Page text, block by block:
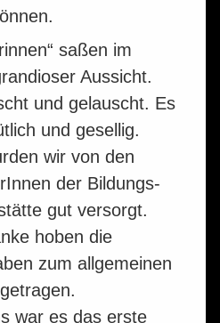
saßen im
Aussicht.
und gelauscht. Es
und gesellig.
wir von den
der Bildungs-
gut versorgt.
hoben die
zum allgemeinen
war es das erste